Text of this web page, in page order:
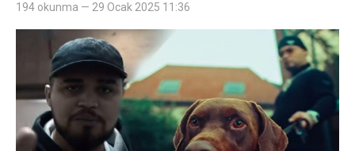
194 okunma — 29 Ocak 2025 11:36